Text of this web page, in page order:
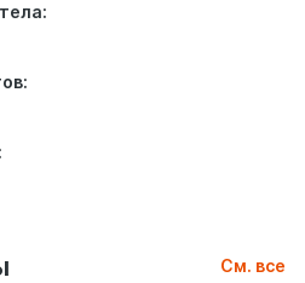
См. все